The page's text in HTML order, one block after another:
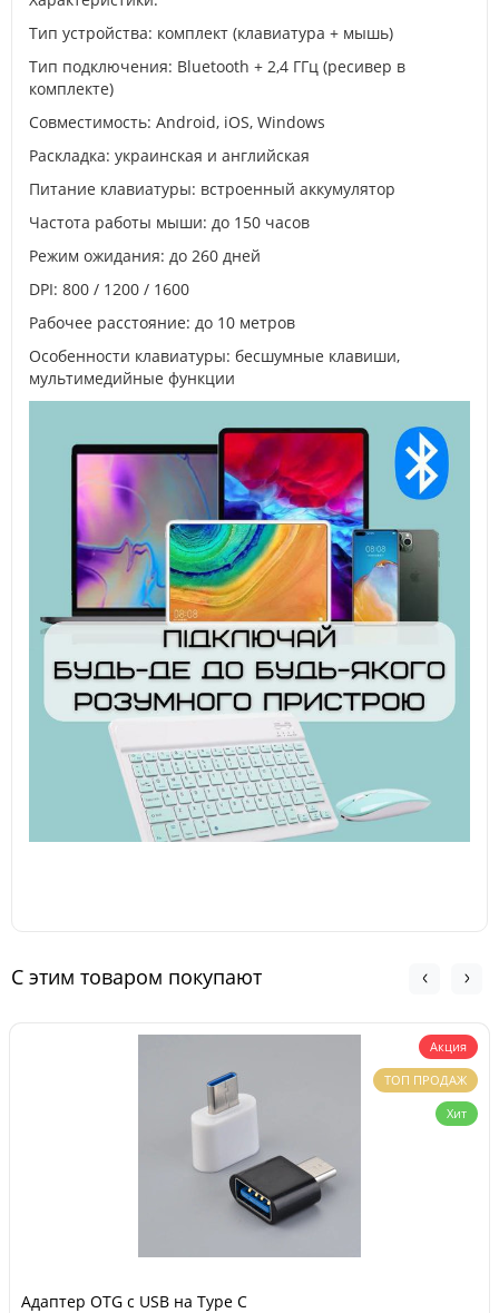
Тип устройства: комплект (клавиатура + мышь)
Тип подключения: Bluetooth + 2,4 ГГц (ресивер в
комплекте)
Совместимость: Android, iOS, Windows
Раскладка: украинская и английская
Питание клавиатуры: встроенный аккумулятор
Частота работы мыши: до 150 часов
Режим ожидания: до 260 дней
DPI: 800 / 1200 / 1600
Рабочее расстояние: до 10 метров
Особенности клавиатуры: бесшумные клавиши,
мультимедийные функции
С этим товаром покупают
Акция
ТОП ПРОДАЖ
Хит
Адаптер OTG с USB на Type C